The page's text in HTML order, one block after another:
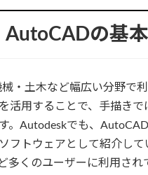
AutoCADの基
・土木など幅広い分野で
活用することで、手描き
。Autodeskでも、
フトウェアとして紹介して
多くのユーザーに利用さ